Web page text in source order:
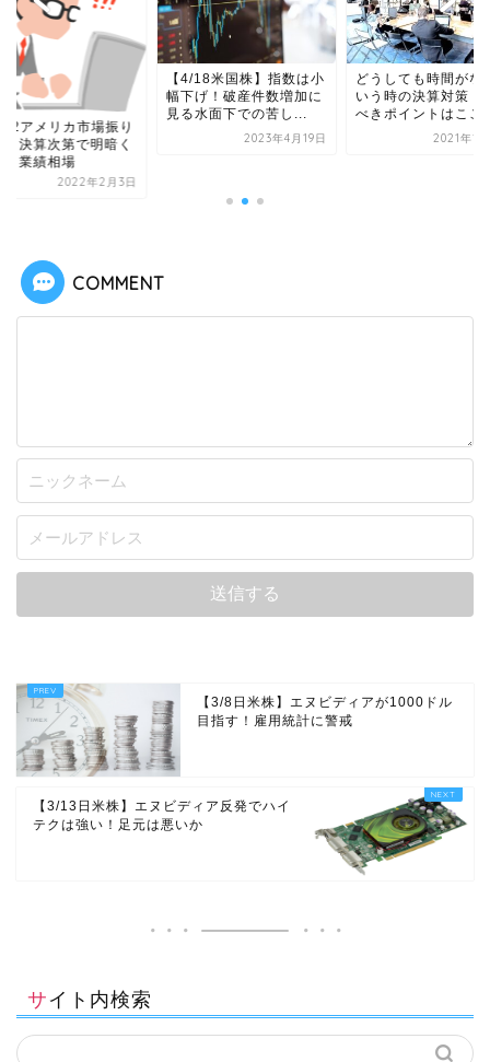
2アメリカ市場振り
！決算次第で明暗く
り業績相場
2022年2月3日
【4/18米国株】指数は小
幅下げ！破産件数増加に
見る水面下での苦し...
2023年4月19日
どうしても時間がな
いう時の決算対策！
べきポイントはここ
2021年1
COMMENT
【3/8日米株】エヌビディアが1000ドル
目指す！雇用統計に警戒
【3/13日米株】エヌビディア反発でハイ
テクは強い！足元は悪いか
サイト内検索